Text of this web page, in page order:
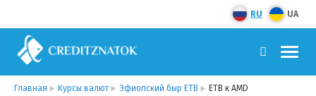
RU UA
Главная Курсы валют Эфиопский быр ETB ETB к AMD